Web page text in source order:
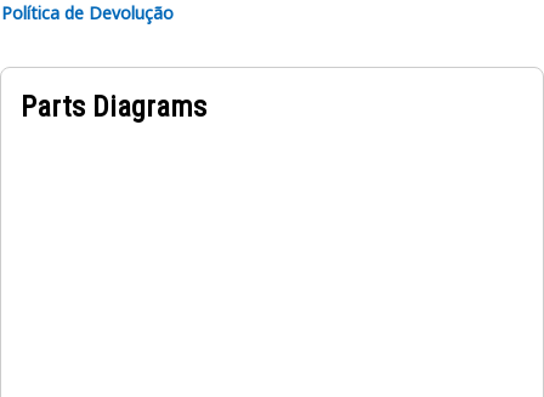
Política de Devolução
Parts Diagrams